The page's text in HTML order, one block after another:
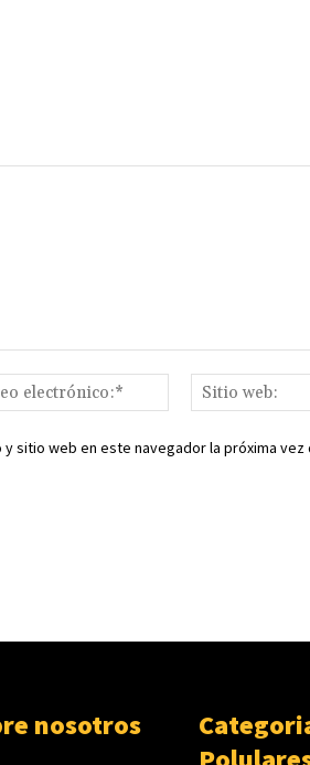
Correo
electrónico:*
sitio web en este navegador la próxima vez
nosotros